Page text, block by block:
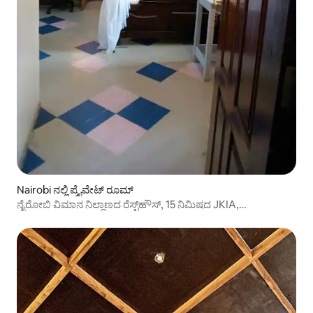
Nairobi ನಲ್ಲಿ ಪ್ರೈವೇಟ್ ರೂಮ್
ನೈರೋಬಿ ವಿಮಾನ ನಿಲ್ದಾಣದ ರೆಸ್ಟ್‌ಹೌಸ್, 15 ನಿಮಿಷದ JKIA,